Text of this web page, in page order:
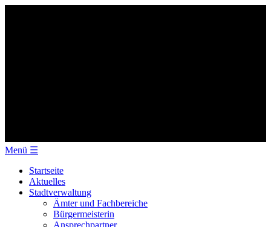
Menü ☰
Startseite
Aktuelles
Stadtverwaltung
Ämter und Fachbereiche
Bürgermeisterin